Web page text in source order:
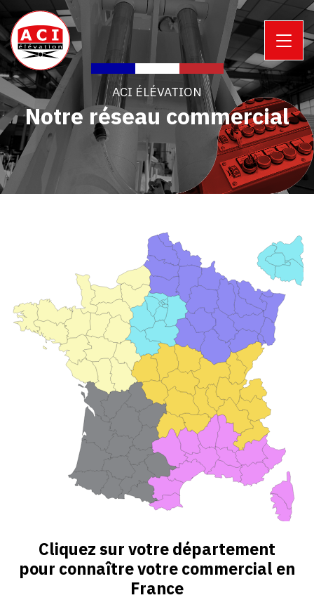
ACI ÉLÉVATION
Notre réseau commercial
Cliquez sur votre département
pour connaître votre commercial en
France